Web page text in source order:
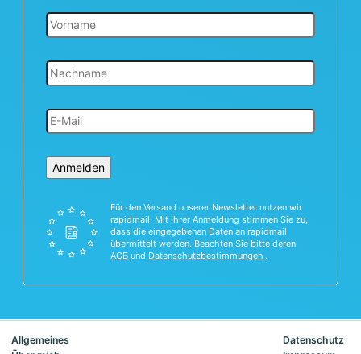
Anmelden
Für den Versand unserer Newsletter nutzen wir
rapidmail. Mit Ihrer Anmeldung stimmen Sie zu,
dass die eingegebenen Daten an rapidmail
übermittelt werden. Beachten Sie bitte deren
AGB und Datenschutzbestimmungen .
Allgemeines
Datenschutz